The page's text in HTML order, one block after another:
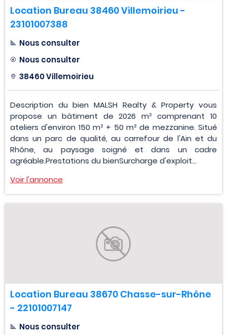
Location Bureau 38460 Villemoirieu -
23101007388
Nous consulter
Nous consulter
38460 Villemoirieu
Description du bien MALSH Realty & Property vous
propose un bâtiment de 2026 m² comprenant 10
ateliers d'environ 150 m² + 50 m² de mezzanine. Situé
dans un parc de qualité, au carrefour de l'Ain et du
Rhône, au paysage soigné et dans un cadre
agréable.Prestations du bienSurcharge d'exploit...
Voir l'annonce
Location Bureau 38670 Chasse-sur-Rhône
- 22101007147
Nous consulter